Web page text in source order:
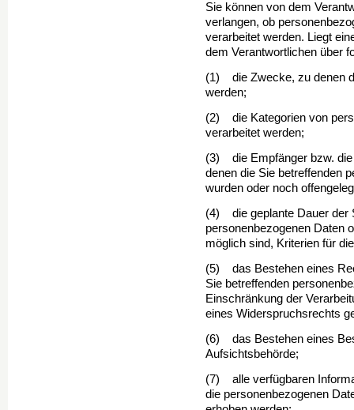
Sie können von dem
verlangen, ob
verarbeitet werden. Liegt
dem Verantwortlichen über
(1) die Zwecke, zu denen
werden;
(2) die Kategorien von
verarbeitet werden;
(3) die Empfänger bzw. die
denen die Sie betref­fenden
wurden oder noch
(4) die geplante Dauer der
personenbezogenen Daten
möglich sind, Kriterien für
(5) das Bestehen eines
Sie betreffenden
Einschränkung der
eines Widerspruchsrechts
(6) das Bestehen eines
Aufsichtsbehörde;
(7) alle verfügbaren
die personenbe­zogenen